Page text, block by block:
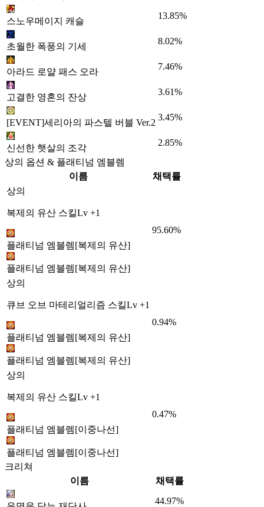
스노우메이지 캐슬
13.85%
초월한 폭풍의 기세
8.02%
아라드 로얄 패스 오라
7.46%
고결한 영혼의 잔상
3.61%
[EVENT]세리아의 파스텔 버블 Ver.2
3.45%
신선한 햇살의 조각
2.85%
상의 옵션 & 플래티넘 엠블렘
이름
채택률
상의
복제의 유산 스킬Lv +1
플래티넘 엠블렘[복제의 유산]
플래티넘 엠블렘[복제의 유산]
95.60%
상의
큐브 오브 마테리얼리즘 스킬Lv +1
플래티넘 엠블렘[복제의 유산]
플래티넘 엠블렘[복제의 유산]
0.94%
상의
복제의 유산 스킬Lv +1
플래티넘 엠블렘[이중나선]
플래티넘 엠블렘[이중나선]
0.47%
크리쳐
이름
채택률
44.97%